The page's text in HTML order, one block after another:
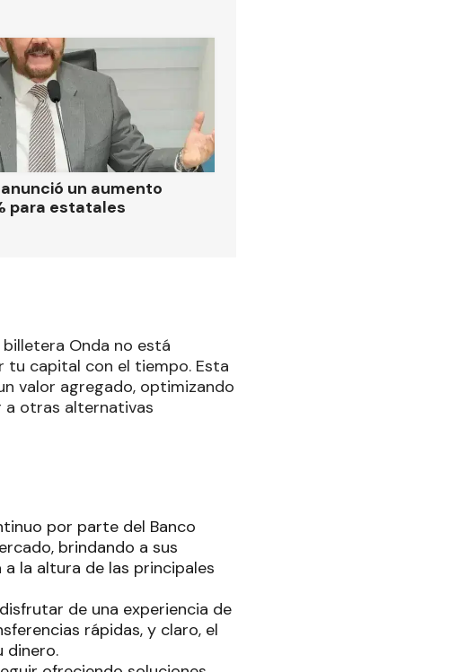
un aumento
para estatales
Onda no está
tu capital con el tiempo. Esta
valor agregado, optimizando
a otras alternativas
por parte del Banco
brindando a sus
la altura de las principales
de una experiencia de
rápidas, y claro, el
dinero.